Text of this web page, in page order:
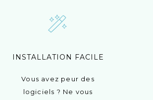
INSTALLATION FACILE
Vous avez peur des
logiciels ? Ne vous